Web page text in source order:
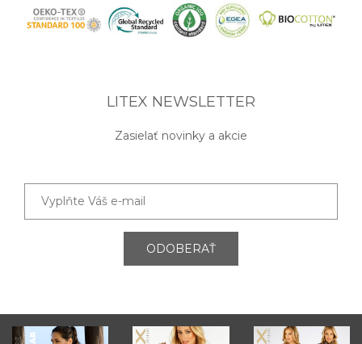
LITEX NEWSLETTER
Zasielať novinky a akcie
ODOBERAŤ